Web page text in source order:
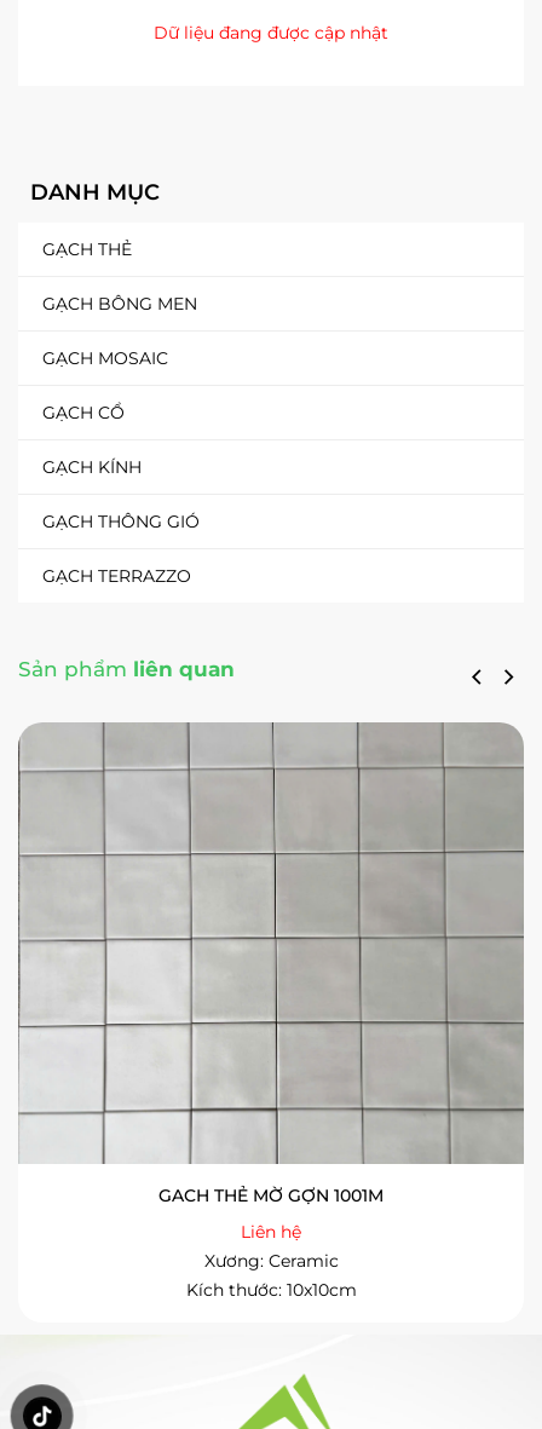
DANH MỤC
GẠCH THẺ
GẠCH BÔNG MEN
GẠCH MOSAIC
GẠCH CỔ
GẠCH KÍNH
GẠCH THÔNG GIÓ
GẠCH TERRAZZO
Dữ liệu đang được cập nhật
Sản phẩm liên quan
GACH THẺ MỜ GỢN 1001M
Liên hệ
Xương: Ceramic
Kích thước: 10x10cm